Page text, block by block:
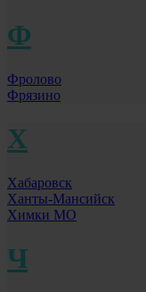
Ф
Фролово
Фрязино
Х
Хабаровск
Ханты-Мансийск
Химки МО
Ч